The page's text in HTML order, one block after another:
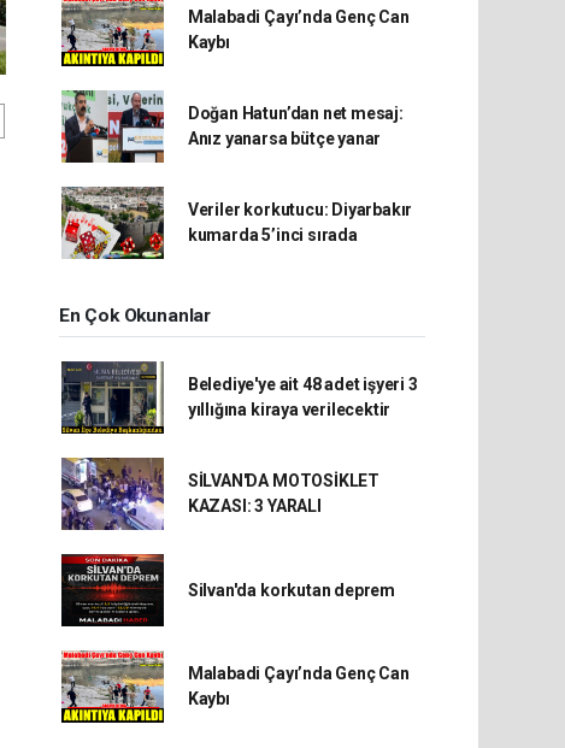
Malabadi Çayı’nda Genç Can
Kaybı
Doğan Hatun’dan net mesaj:
Anız yanarsa bütçe yanar
Veriler korkutucu: Diyarbakır
kumarda 5’inci sırada
En Çok Okunanlar
Belediye'ye ait 48 adet işyeri 3
yıllığına kiraya verilecektir
SİLVAN'DA MOTOSİKLET
KAZASI: 3 YARALI
Silvan'da korkutan deprem
Malabadi Çayı’nda Genç Can
Kaybı